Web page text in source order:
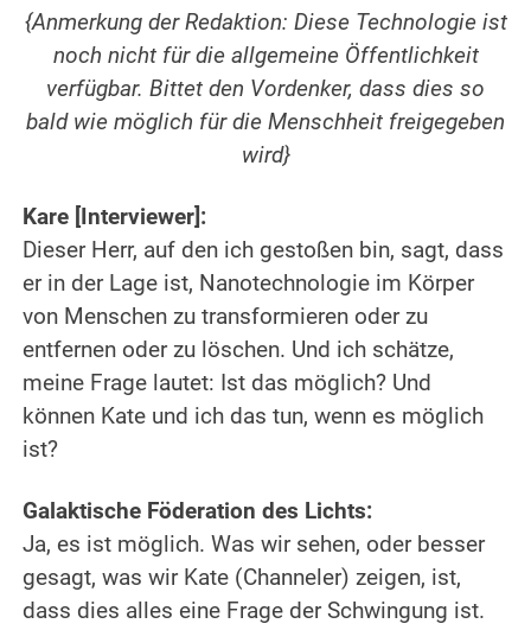
{Anmerkung der Redaktion: Diese Technologie ist
noch nicht für die allgemeine Öffentlichkeit
verfügbar. Bittet den Vordenker, dass dies so
bald wie möglich für die Menschheit freigegeben
wird}
Kare [Interviewer]:
Dieser Herr, auf den ich gestoßen bin, sagt, dass
er in der Lage ist, Nanotechnologie im Körper
von Menschen zu transformieren oder zu
entfernen oder zu löschen. Und ich schätze,
meine Frage lautet: Ist das möglich? Und
können Kate und ich das tun, wenn es möglich
ist?
Galaktische Föderation des Lichts:
Ja, es ist möglich. Was wir sehen, oder besser
gesagt, was wir Kate (Channeler) zeigen, ist,
dass dies alles eine Frage der Schwingung ist.